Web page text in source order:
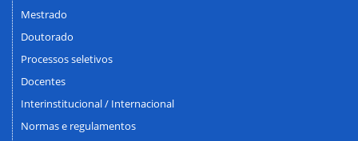
Mestrado
Doutorado
Processos seletivos
Docentes
Interinstitucional / Internacional
Normas e regulamentos